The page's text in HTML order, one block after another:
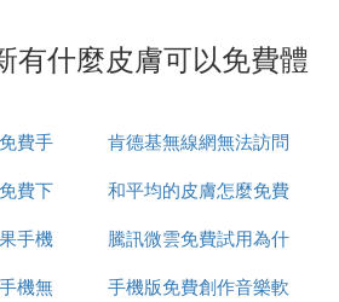
據說改成虞姬的了，花間沒有
戰士
末日機甲、音你閃耀、異界靈
有什麼皮膚可以免費體
費手
肯德基無線網無法訪問
網路
費下
和平均的皮膚怎麼免費
領取
手機
騰訊微雲免費試用為什
麼扣費
機無
手機版免費創作音樂軟